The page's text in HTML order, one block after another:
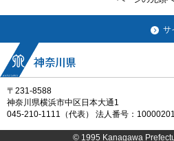
サ
〒231-8588
神奈川県横浜市中区日本大通1
045-210-1111（代表） 法人番号：
© 1995 Kanagawa